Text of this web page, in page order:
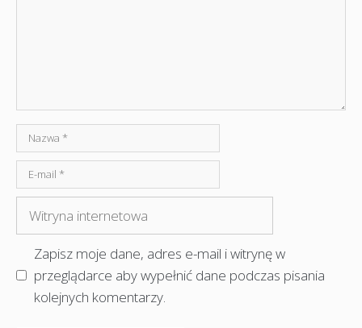
Nazwa
mail
internetowa
Zapisz moje dane, adres e-mail i witrynę w
przeglądarce aby wypełnić dane podczas pisania
kolejnych komentarzy.